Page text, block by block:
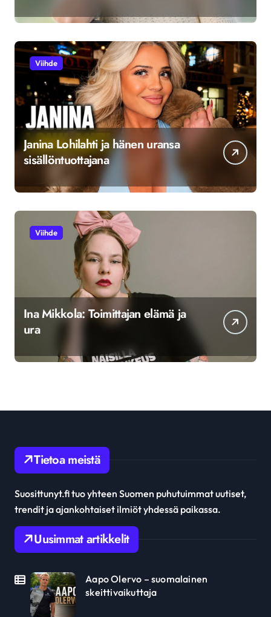
Viihde
Janina Lohilahti ja hänen uransa
sisällöntuottajana
Viihde
Ina Mikkola: Toimittajan elämä ja
ura
Tietoa meistä
Suosittunyt.fi tuo yhteen Suomen puhutuimmat uutiset,
trendit ja ajankohtaiset ilmiöt yhdessä paikassa.
Uusimmat artikkelit
Aapo Olervo – suomalainen
skeittivaikuttaja